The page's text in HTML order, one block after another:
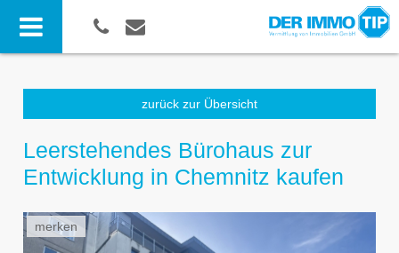
zurück zur Übersicht
Leerstehendes Bürohaus zur
Entwicklung in Chemnitz kaufen
merken